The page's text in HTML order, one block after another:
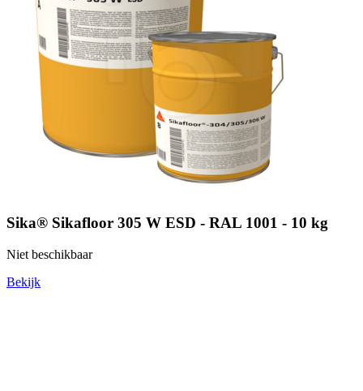
Sika® Sikafloor 305 W ESD - RAL 1001 - 10 kg
Niet beschikbaar
Bekijk